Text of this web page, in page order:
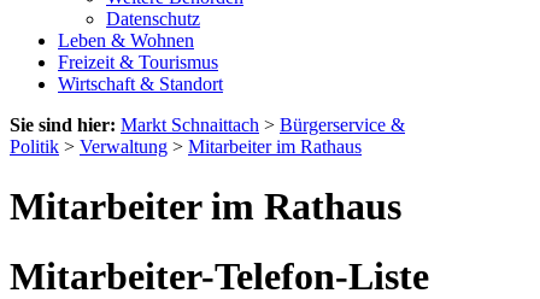
Datenschutz
Leben & Wohnen
Freizeit & Tourismus
Wirtschaft & Standort
Sie sind hier: Markt Schnaittach > Bürgerservice &
Politik > Verwaltung > Mitarbeiter im Rathaus
Mitarbeiter im Rathaus
Mitarbeiter-Telefon-Liste